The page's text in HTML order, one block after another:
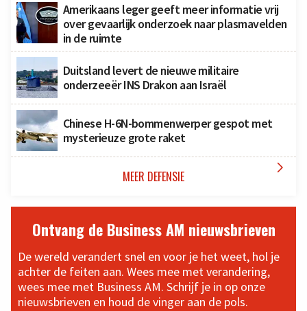
Amerikaans leger geeft meer informatie vrij
over gevaarlijk onderzoek naar plasmavelden
in de ruimte
Duitsland levert de nieuwe militaire
onderzeeër INS Drakon aan Israël
Chinese H-6N-bommenwerper gespot met
mysterieuze grote raket
MEER DEFENSIE 
Ontvang de Business AM nieuwsbrieven
De wereld verandert snel en voor je het weet, hol je
achter de feiten aan. Wees mee met verandering,
wees mee met Business AM. Schrijf je in op onze
nieuwsbrieven en houd de vinger aan de pols.